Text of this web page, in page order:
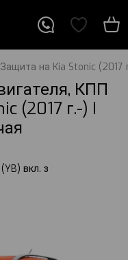
Защита на Kia Stonic (2017
КПП
(2017 г.-) I
вкл. з